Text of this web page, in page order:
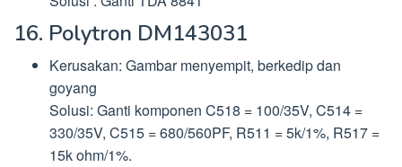
16. Polytron DM143031
Kerusakan: Gambar menyempit, berkedip dan
goyang
Solusi: Ganti komponen C518 = 100/35V, C514 =
330/35V, C515 = 680/560PF, R511 = 5k/1%, R517 =
15k ohm/1%.